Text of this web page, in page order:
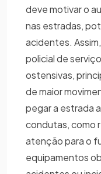
deve motivar o
nas estradas,
acidentes.
policial de
ostensivas,
de maior
pegar a estrada
condutas, como
atenção para o
equipamentos